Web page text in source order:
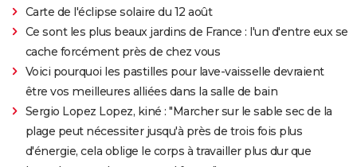
Carte de l'éclipse solaire du 12 août
Ce sont les plus beaux jardins de France : l'un d'entre eux se
cache forcément près de chez vous
Voici pourquoi les pastilles pour lave-vaisselle devraient
être vos meilleures alliées dans la salle de bain
Sergio Lopez Lopez, kiné : "Marcher sur le sable sec de la
plage peut nécessiter jusqu'à près de trois fois plus
d'énergie, cela oblige le corps à travailler plus dur que